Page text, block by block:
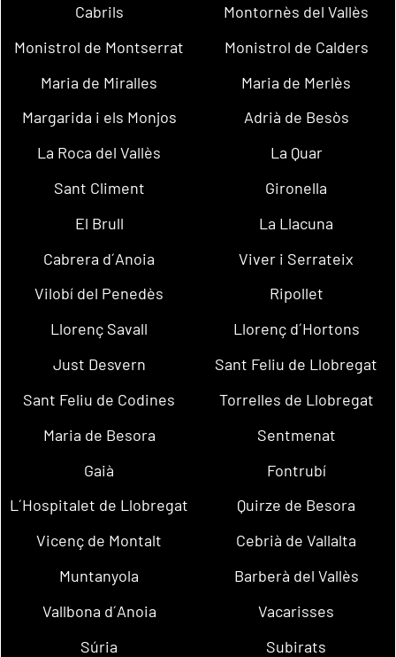
Cabrils
Montornès del Vallès
Monistrol de Montserrat
Monistrol de Calders
Maria de Miralles
Maria de Merlès
Margarida i els Monjos
Adrià de Besòs
La Roca del Vallès
La Quar
Sant Climent
Gironella
El Brull
La Llacuna
Cabrera d´Anoia
Viver i Serrateix
Vilobí del Penedès
Ripollet
Llorenç Savall
Llorenç d´Hortons
Just Desvern
Sant Feliu de Llobregat
Sant Feliu de Codines
Torrelles de Llobregat
Maria de Besora
Sentmenat
Gaià
Fontrubí
L´Hospitalet de Llobregat
Quirze de Besora
Vicenç de Montalt
Cebrià de Vallalta
Muntanyola
Barberà del Vallès
Vallbona d´Anoia
Vacarisses
Súria
Subirats